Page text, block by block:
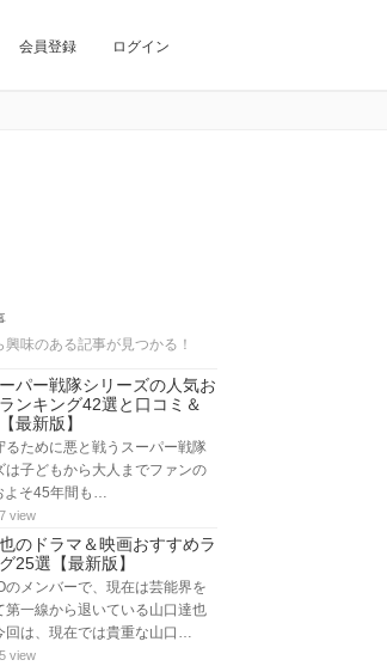
会員登録 ログイン
味のある記事が見つかる！
パー戦隊シリーズの人気お
ンキング42選と口コミ＆
最新版】
るために悪と戦うスーパー戦隊
は子どもから大人までファンの
よそ45年間も…
view
のドラマ＆映画おすすめラ
25選【最新版】
のメンバーで、現在は芸能界を
第一線から退いている山口達也
回は、現在では貴重な山口…
view